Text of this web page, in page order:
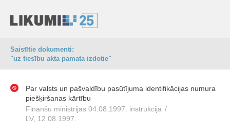
Saistītie dokumenti:
"uz tiesību akta pamata izdotie"
Par valsts un pašvaldību pasūtījuma identifikācijas numura
piešķiršanas kārtību
Finanšu ministrijas 04.08.1997. instrukcija /
LV, 12.08.1997.